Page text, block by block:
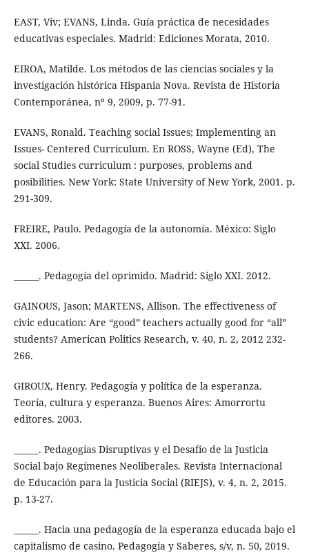
EAST, Viv; EVANS, Linda. Guía práctica de necesidades
educativas especiales. Madrid: Ediciones Morata, 2010.
EIROA, Matilde. Los métodos de las ciencias sociales y la
investigación histórica Hispania Nova. Revista de Historia
Contemporánea, nº 9, 2009, p. 77-91.
EVANS, Ronald. Teaching social Issues; Implementing an
Issues- Centered Curriculum. En ROSS, Wayne (Ed), The
social Studies curriculum : purposes, problems and
posibilities. New York: State University of New York, 2001. p.
291-309.
FREIRE, Paulo. Pedagogía de la autonomía. México: Siglo
XXI. 2006.
______. Pedagogía del oprimido. Madrid: Siglo XXI. 2012.
GAINOUS, Jason; MARTENS, Allison. The effectiveness of
civic education: Are “good” teachers actually good for “all”
students? American Politics Research, v. 40, n. 2, 2012 232-
266.
GIROUX, Henry. Pedagogía y política de la esperanza.
Teoría, cultura y esperanza. Buenos Aires: Amorrortu
editores. 2003.
______. Pedagogías Disruptivas y el Desafío de la Justicia
Social bajo Regímenes Neoliberales. Revista Internacional
de Educación para la Justicia Social (RIEJS), v. 4, n. 2, 2015.
p. 13-27.
______. Hacia una pedagogía de la esperanza educada bajo el
capitalismo de casino. Pedagogía y Saberes, s/v, n. 50, 2019.